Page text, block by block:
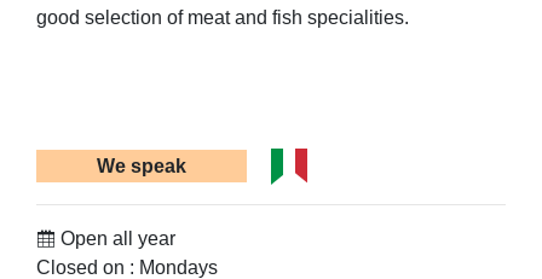
good selection of meat and fish specialities.
We speak
Open all year
Closed on : Mondays